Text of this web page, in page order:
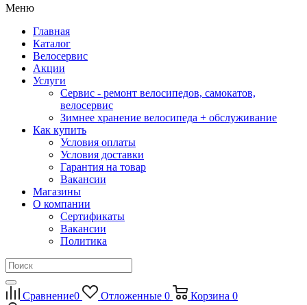
Меню
Главная
Каталог
Велосервис
Акции
Услуги
Сервис - ремонт велосипедов, самокатов,
велосервис
Зимнее хранение велосипеда + обслуживание
Как купить
Условия оплаты
Условия доставки
Гарантия на товар
Вакансии
Магазины
О компании
Сертификаты
Вакансии
Политика
Сравнение0 Отложенные 0 Корзина 0